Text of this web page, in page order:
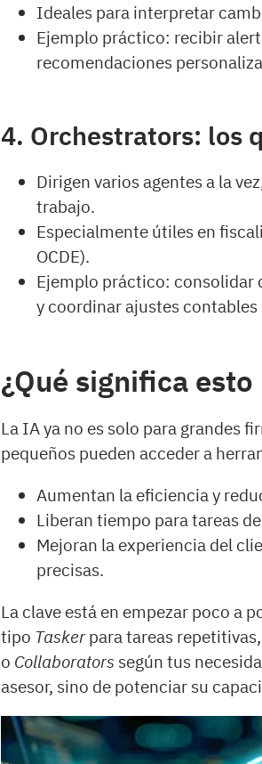
Ideales para interpretar
Ejemplo práctico: recibir
recomendaciones
4. Orchestrators: los
Dirigen varios agentes a la
trabajo.
Especialmente útiles en
OCDE).
Ejemplo práctico: consolidar
y coordinar ajustes
¿Qué significa
La IA ya no es solo para grandes
pequeños pueden acceder a
Aumentan la eficiencia y
Liberan tiempo para tareas
Mejoran la experiencia del
precisas.
La clave está en empezar poco a
tipo Taskerpara tareas
o Collaborators según tus
asesor, sino de potenciar su